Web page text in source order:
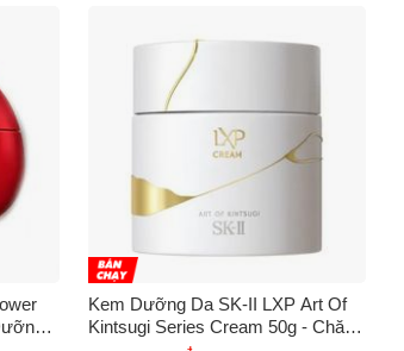
Kem Dưỡng Da SK-II LXP Art Of
Kintsugi Series Cream 50g - Chăm